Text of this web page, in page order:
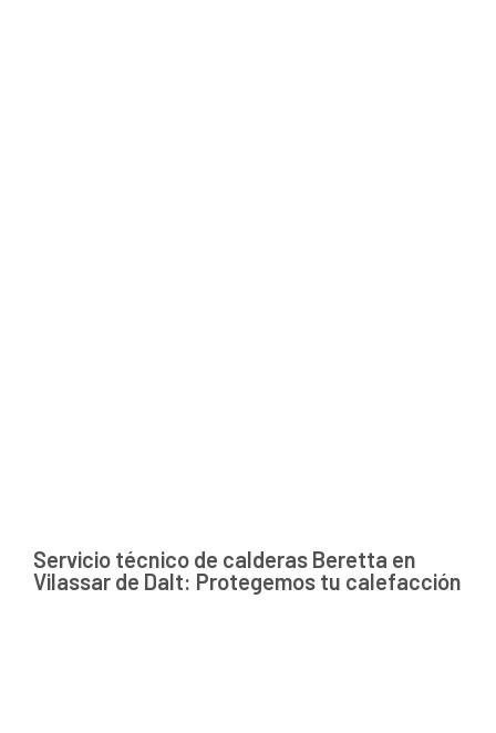
Servicio técnico de calderas Beretta en
Vilassar de Dalt: Protegemos tu calefacción